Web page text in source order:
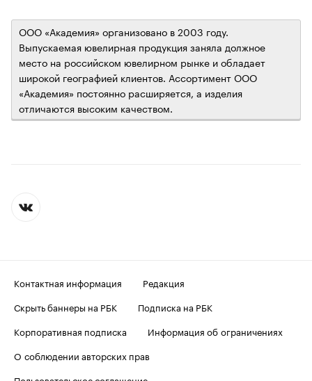
ООО «Академия» организовано в 2003 году.
Выпускаемая ювелирная продукция заняла должное
место на российском ювелирном рынке и обладает
широкой географией клиентов. Ассортимент ООО
«Академия» постоянно расширяется, а изделия
отличаются высоким качеством.
Контактная информация
Редакция
Скрыть баннеры на РБК
Подписка на РБК
Корпоративная подписка
Информация об ограничениях
О соблюдении авторских прав